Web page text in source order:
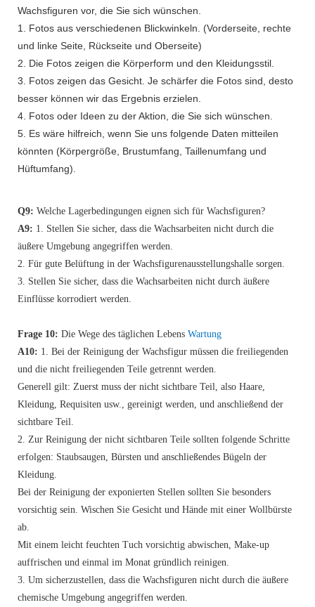
Wachsfiguren vor, die Sie sich wünschen.
1. Fotos aus verschiedenen Blickwinkeln. (Vorderseite, rechte
und linke Seite, Rückseite und Oberseite)
2. Die Fotos zeigen die Körperform und den Kleidungsstil.
3. Fotos zeigen das Gesicht. Je schärfer die Fotos sind, desto
besser können wir das Ergebnis erzielen.
4. Fotos oder Ideen zu der Aktion, die Sie sich wünschen.
5. Es wäre hilfreich, wenn Sie uns folgende Daten mitteilen
könnten (Körpergröße, Brustumfang, Taillenumfang und
Hüftumfang).
Q9: Welche Lagerbedingungen eignen sich für Wachsfiguren?
A9: 1. Stellen Sie sicher, dass die Wachsarbeiten nicht durch die
äußere Umgebung angegriffen werden.
2. Für gute Belüftung in der Wachsfigurenausstellungshalle sorgen.
3. Stellen Sie sicher, dass die Wachsarbeiten nicht durch äußere
Einflüsse korrodiert werden.
Frage 10: Die Wege des täglichen Lebens Wartung
A10: 1. Bei der Reinigung der Wachsfigur müssen die freiliegenden
und die nicht freiliegenden Teile getrennt werden.
Generell gilt: Zuerst muss der nicht sichtbare Teil, also Haare,
Kleidung, Requisiten usw., gereinigt werden, und anschließend der
sichtbare Teil.
2. Zur Reinigung der nicht sichtbaren Teile sollten folgende Schritte
erfolgen: Staubsaugen, Bürsten und anschließendes Bügeln der
Kleidung.
Bei der Reinigung der exponierten Stellen sollten Sie besonders
vorsichtig sein. Wischen Sie Gesicht und Hände mit einer Wollbürste
ab.
Mit einem leicht feuchten Tuch vorsichtig abwischen, Make-up
auffrischen und einmal im Monat gründlich reinigen.
3. Um sicherzustellen, dass die Wachsfiguren nicht durch die äußere
chemische Umgebung angegriffen werden.